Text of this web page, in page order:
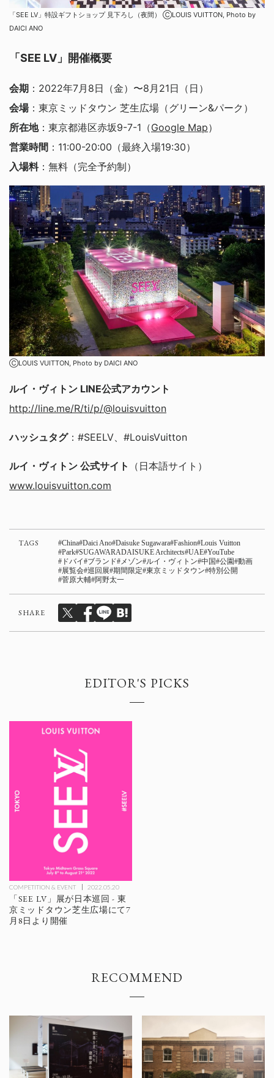
「SEE LV」特設ギフトショップ 見下ろし（夜間） ⒸLOUIS VUITTON, Photo by
DAICI ANO
「SEE LV」開催概要
会期 ：2022年7月8日（金）〜8月21日（日）
会場：東京ミッドタウン 芝生広場（グリーン&パーク）
所在地：東京都港区赤坂9-7-1（Google Map）
営業時間 ：11:00-20:00（最終入場19:30）
入場料：無料（完全予約制）
ⒸLOUIS VUITTON, Photo by DAICI ANO
ルイ・ヴィトン LINE公式アカウント
http://line.me/R/ti/p/@louisvuitton
ハッシュタグ：#SEELV、#LouisVuitton
ルイ・ヴィトン 公式サイト
（日本語サイト）
www.louisvuitton.com
TAGS China Daici Ano Daisuke Sugawara Fashion Louis Vuitton
Park SUGAWARADAISUKE Architects UAE YouTube
ドバイ
ブランド メゾン ルイ・ヴィトン 中国 公園 動画
展覧会 巡回展 期間限定 東京ミッドタウン 特別公開
菅原大輔 阿野太一
SHARE
EDITOR'S PICKS
COMPETITION & EVENT 2022.05.20
「SEE LV」展が日本巡回 - 東
京ミッドタウン芝生広場にて7
月8日より開催
RECOMMEND